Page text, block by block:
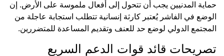
حماية المدنيين يجب أن تتحول إلى أفعال ملموسة على الأرض. إن
الوضع في الفاشر يُعتبر كارثة إنسانية تتطلب استجابة عاجلة من
المجتمع الدولي لوضع حد للعنف وتقديم المساعدة للمتضررين.
تصريحات قائد قوات الدعم السريع